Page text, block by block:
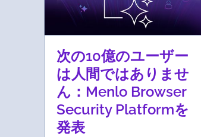
次の10億のユーザー
は人間ではありませ
ん：Menlo Browser
Security Platformを
発表